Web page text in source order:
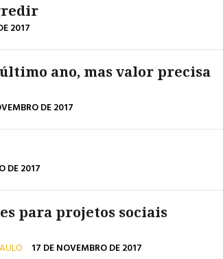
2017
ano, mas valor precisa
DE 2017
DE 2017
para projetos sociais
17 DE NOVEMBRO DE 2017